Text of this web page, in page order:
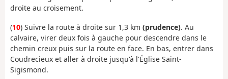
droite au croisement.
(10) Suivre la route à droite sur 1,3 km (prudence). Au
calvaire, virer deux fois à gauche pour descendre dans le
chemin creux puis sur la route en face. En bas, entrer dans
Coudrecieux et aller à droite jusqu'à l'Église Saint-
Sigismond.